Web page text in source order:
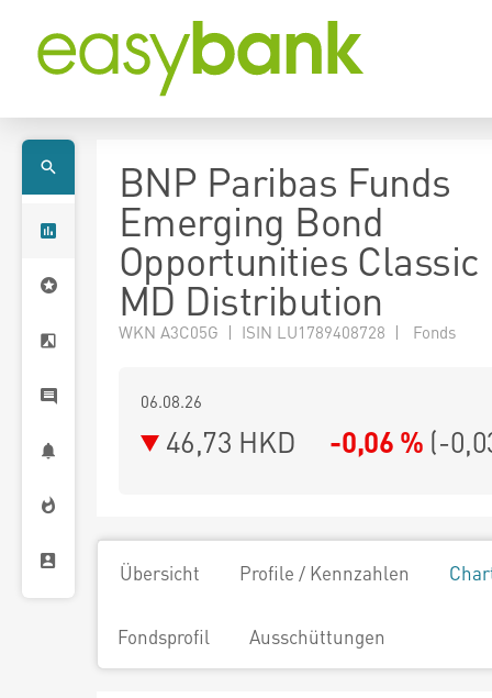
BNP Paribas Funds
Emerging Bond
Opportunities Classic
MD Distribution
WKN A3C05G | ISIN LU1789408728 | Fonds
06.08.26
46,73 HKD -0,06 % (-
Übersicht Profile / Kennzahlen
Fondsprofil Ausschüttungen